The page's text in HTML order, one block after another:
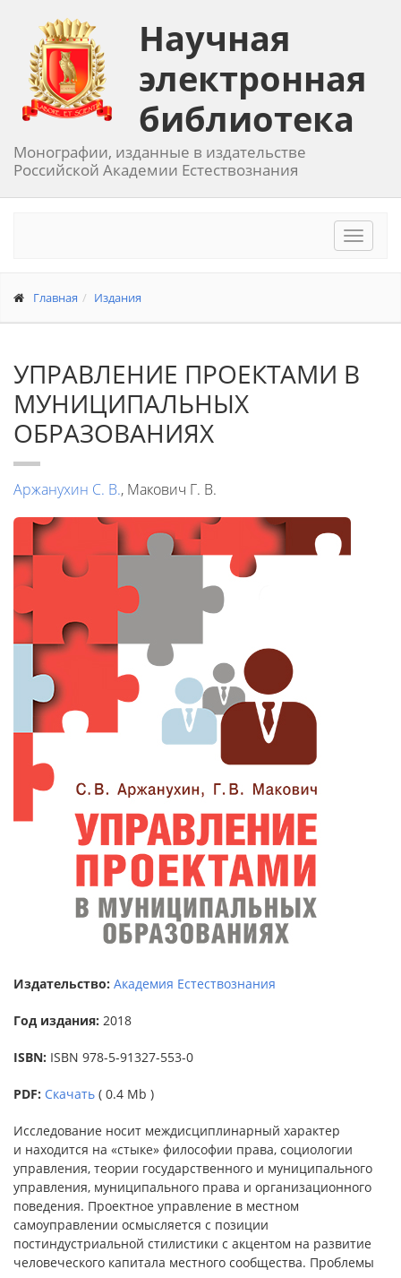
Научная
электронная
библиотека
Монографии, изданные в издательстве
Российской Академии Естествознания
Toggle
Главная Издания
УПРАВЛЕНИЕ ПРОЕКТАМИ В
МУНИЦИПАЛЬНЫХ
ОБРАЗОВАНИЯХ
Аржанухин С. В., Макович Г. В.
Издательство: Академия Естествознания
Год издания: 2018
ISBN: ISBN 978-5-91327-553-0
PDF: Скачать ( 0.4 Mb )
Исследование носит междисциплинарный характер
и находится на «стыке» философии права, социологии
управления, теории государственного и муниципального
управления, муниципального права и организационного
поведения. Проектное управление в местном
самоуправлении осмысляется с позиции
постиндустриальной стилистики с акцентом на развитие
человеческого капитала местного сообщества. Проблемы